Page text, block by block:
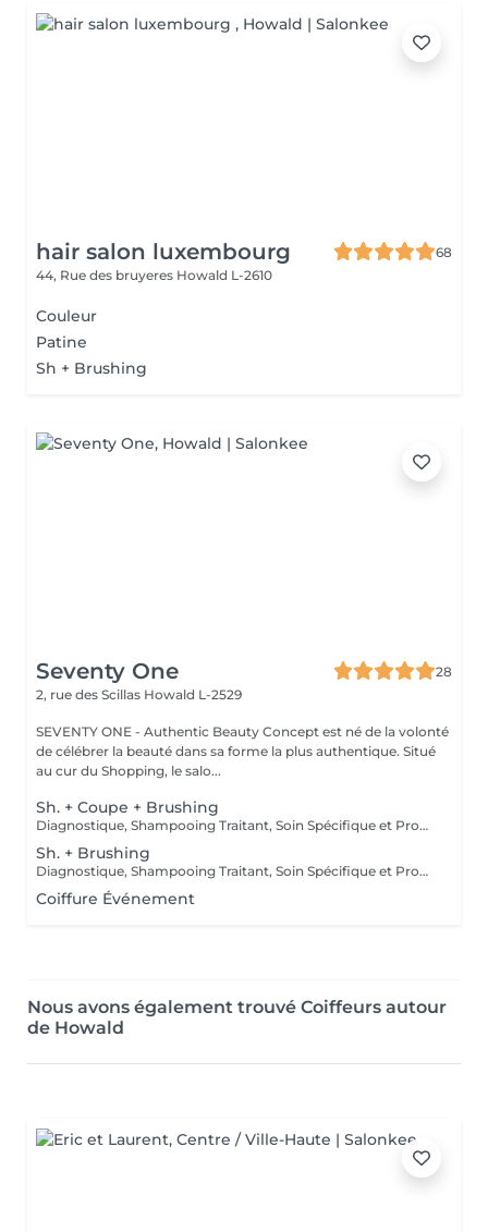
hair salon luxembourg
68
44, Rue des bruyeres Howald L-2610
Couleur
Patine
Sh + Brushing
Seventy One
28
2, rue des Scillas Howald L-2529
SEVENTY ONE - Authentic Beauty Concept est né de la volonté
de célébrer la beauté dans sa forme la plus authentique. Situé
au cur du Shopping, le salo...
Sh. + Coupe + Brushing
Diagnostique, Shampooing Traitant, Soin Spécifique et Produits Coiffants inclus
Sh. + Brushing
Diagnostique, Shampooing Traitant, Soin Spécifique et Produits Coiffants inclus
Coiffure Événement
Nous avons également trouvé Coiffeurs autour
de Howald